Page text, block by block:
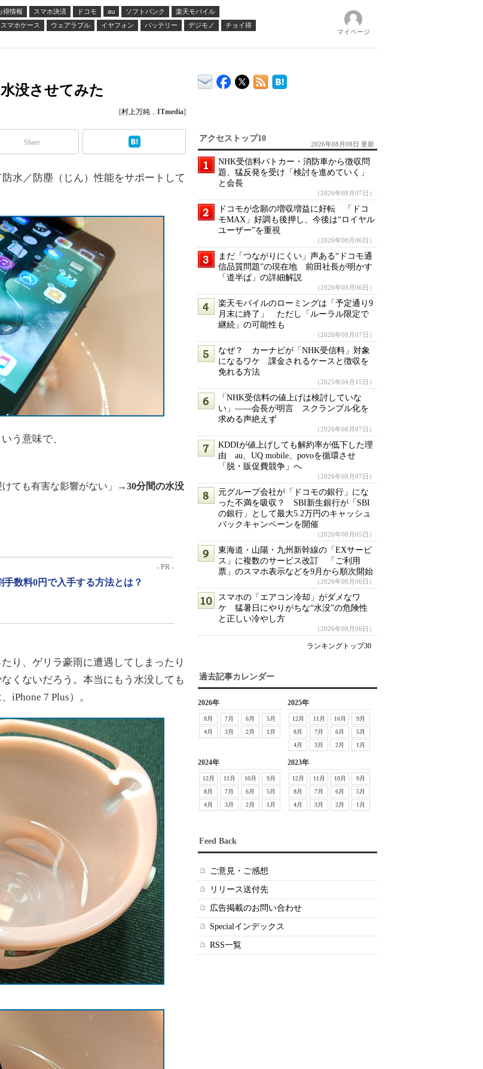
得情報 スマホ決済 ドコモ au ソフトバンク
楽天モバイル
スマホケース ウェアラブル イヤフォン バッテリー デジモノ
チョイ得
マイページ
没させてみた
[村上万純 ， ITmedia]
Share
水／防塵（じん）性能をサポートして
う意味で、
けても有害な影響がない」→30分間の水没
- PR -
数料0円で入手する方法とは？
り、ゲリラ豪雨に遭遇してしまったり
くないだろう。本当にもう水没しても
iPhone 7 Plus）。
アクセストップ10
2026年08月08日 更新
NHK受信料パトカー・消防車から徴収問
題、猛反発を受け「検討を進めていく」
と会長
（2026年08月07日）
ドコモが念願の増収増益に好転 「ドコ
モMAX」好調も後押し、今後は“ロイヤル
ユーザー”を重視
（2026年08月06日）
まだ「つながりにくい」声ある“ドコモ通
信品質問題”の現在地 前田社長が明かす
「道半ば」の詳細解説
（2026年08月06日）
楽天モバイルのローミングは「予定通り9
月末に終了」 ただし「ルーラル限定で
継続」の可能性も
（2026年08月07日）
なぜ？ カーナビが「NHK受信料」対象
になるワケ 課金されるケースと徴収を
免れる方法
（2025年04月15日）
「NHK受信料の値上げは検討していな
い」――会長が明言 スクランブル化を
求める声絶えず
（2026年08月07日）
KDDIが値上げしても解約率が低下した理
由 au、UQ mobile、povoを循環させ
「脱・販促費競争」へ
（2026年08月07日）
元グループ会社が「ドコモの銀行」にな
った不満を吸収？ SBI新生銀行が「SBI
の銀行」として最大5.2万円のキャッシュ
バックキャンペーンを開催
（2026年08月05日）
東海道・山陽・九州新幹線の「EXサービ
ス」に複数のサービス改訂 「ご利用
票」のスマホ表示などを9月から順次開始
（2026年08月06日）
スマホの「エアコン冷却」がダメなワ
ケ 猛暑日にやりがちな“水没”の危険性
と正しい冷やし方
（2026年08月06日）
ランキングトップ30
過去記事カレンダー
2026年
8月 7月 6月
5月
4月
3月 2月 1月
2025年
12月 11月 10月
9月
8月
7月 6月
5月
4月
3月 2月 1月
2024年
12月 11月 10月
9月
8月
7月 6月
5月
4月
3月 2月 1月
2023年
12月 11月 10月
9月
8月
7月 6月
5月
4月
3月 2月 1月
Feed Back
ご意見・ご感想
リリース送付先
広告掲載のお問い合わせ
Specialインデックス
RSS一覧